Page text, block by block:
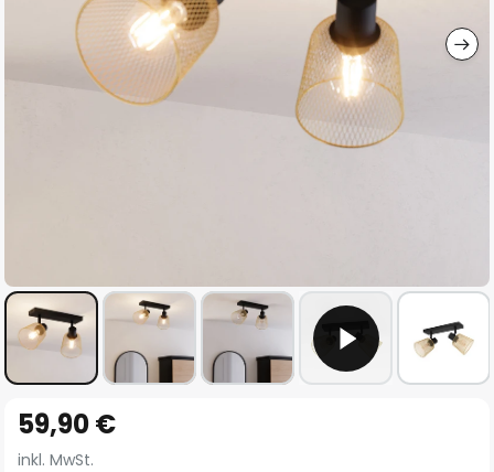
Anfang
der
59,90 €
inkl. MwSt.